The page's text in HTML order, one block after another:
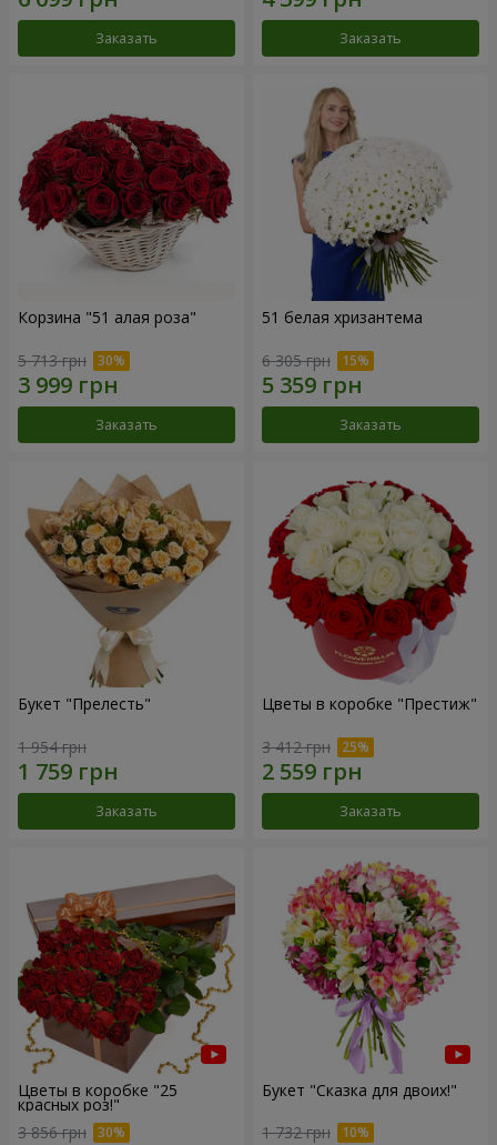
Заказать Заказать
Корзина "51 алая роза"
5 713 грн
Заказать
51 белая хризантема
6 305 грн
Заказать
Букет "Прелесть"
1 954 грн
Заказать
Цветы в коробке "Престиж"
3 412 грн
Заказать
Цветы в коробке "25
красных роз!"
3 856 грн
Букет "Сказка для двоих!"
1 732 грн